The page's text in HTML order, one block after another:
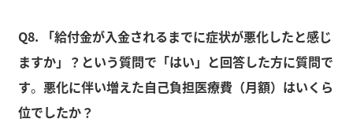
Q8. 「給付金が入金されるまでに症状が悪化したと感じ
ますか」？という質問で「はい」と回答した方に質問で
す。 悪化に伴い増えた自己負担医療費（月額）はいくら
位でしたか？